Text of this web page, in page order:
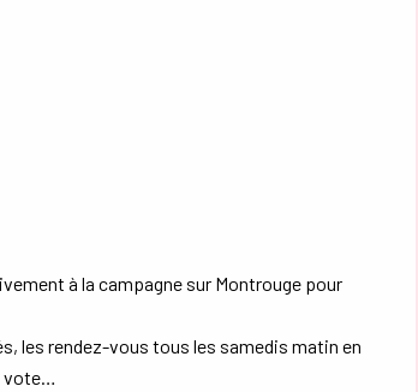
à la campagne sur Montrouge pour
les rendez-vous tous les samedis matin en
vote…